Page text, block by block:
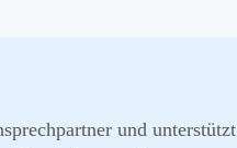
und unterstützt